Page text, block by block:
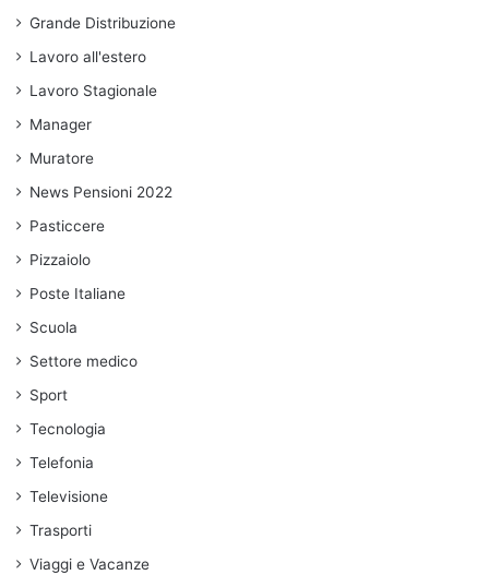
Grande Distribuzione
Lavoro all'estero
Lavoro Stagionale
Manager
Muratore
News Pensioni 2022
Pasticcere
Pizzaiolo
Poste Italiane
Scuola
Settore medico
Sport
Tecnologia
Telefonia
Televisione
Trasporti
Viaggi e Vacanze